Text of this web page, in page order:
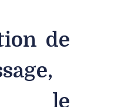
de
le